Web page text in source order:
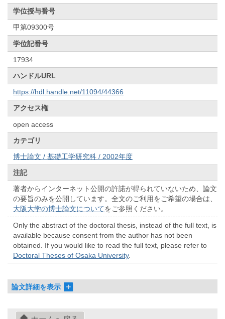
学位授与番号
甲第09300号
学位記番号
17934
ハンドルURL
https://hdl.handle.net/11094/44366
アクセス権
open access
カテゴリ
博士論文 / 基礎工学研究科 / 2002年度
注記
著者からインターネット公開の許諾が得られていないため、論文
の要旨のみを公開しています。全文のご利用をご希望の場合は、
大阪大学の博士論文についてをご参照ください。
Only the abstract of the doctoral thesis, instead of the full text, is
available because consent from the author has not been
obtained. If you would like to read the full text, please refer to
Doctoral Theses of Osaka University.
論文詳細を表示